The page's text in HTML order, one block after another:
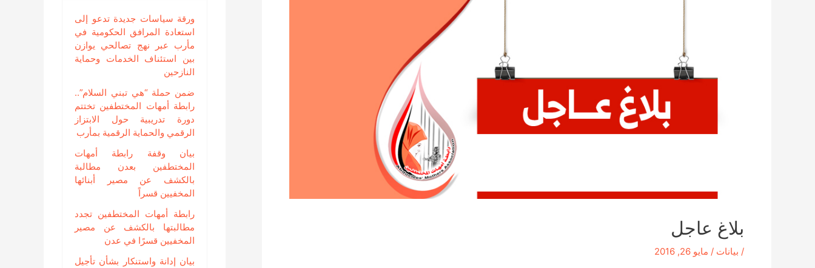
بلاغ عاجل
/ بيانات / مايو 26, 2016
ورقة سياسات جديدة تدعو إلى
استعادة المرافق الحكومية في
مأرب عبر نهج تصالحي يوازن
بين استئناف الخدمات وحماية
النازحين
ضمن حملة “هي تبني السلام”..
رابطة أمهات المختطفين تختتم
دورة تدريبية حول الابتزاز
الرقمي والحماية الرقمية بمأرب
بيان وقفة رابطة أمهات
المختطفين بعدن مطالبة
بالكشف عن مصير أبنائها
المخفيين قسراً
رابطة أمهات المختطفين تجدد
مطالبتها بالكشف عن مصير
المخفيين قسرًا في عدن
بيان إدانة واستنكار بشأن تأجيل